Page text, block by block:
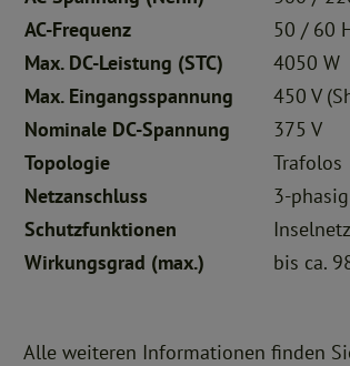
AC-Frequenz
50 / 60
Max. DC-Leistung (STC)
4050 W
Max. Eingangsspannung
450 V
Nominale DC-Spannung
375 V
Topologie
Trafolos
Netzanschluss
3-phasig
Schutzfunktionen
Wirkungsgrad (max.)
bis ca.
Alle weiteren Informationen finden